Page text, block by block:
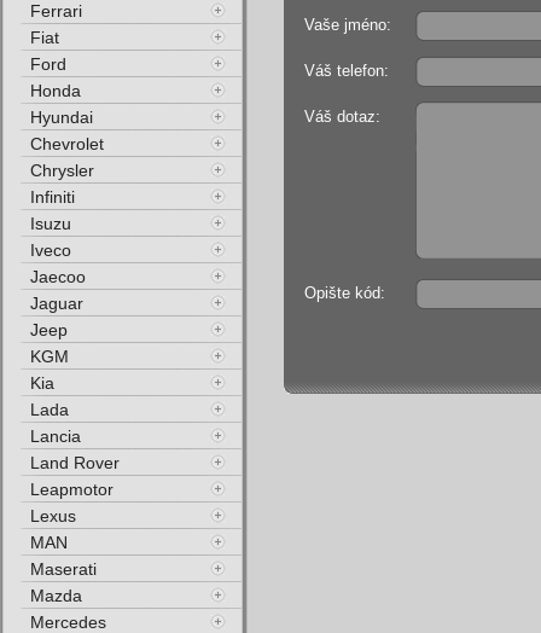
Vaše jméno:
Váš telefon:
Váš dotaz:
Opište kód:
Ferrari
Fiat
Ford
Honda
Hyundai
Chevrolet
Chrysler
Infiniti
Isuzu
Iveco
Jaecoo
Jaguar
Jeep
KGM
Kia
Lada
Lancia
Land Rover
Leapmotor
Lexus
MAN
Maserati
Mazda
Mercedes